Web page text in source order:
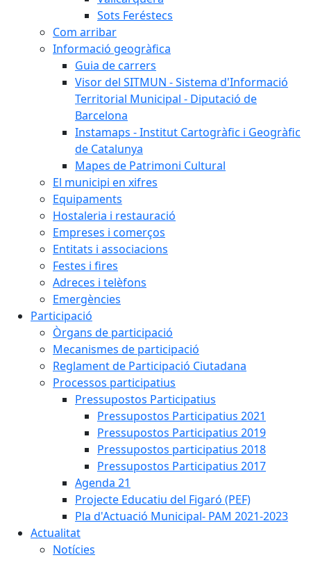
Sots Feréstecs
Com arribar
Informació geogràfica
Guia de carrers
Visor del SITMUN - Sistema d'Informació
Territorial Municipal - Diputació de
Barcelona
Instamaps - Institut Cartogràfic i Geogràfic
de Catalunya
Mapes de Patrimoni Cultural
El municipi en xifres
Equipaments
Hostaleria i restauració
Empreses i comerços
Entitats i associacions
Festes i fires
Adreces i telèfons
Emergències
Participació
Òrgans de participació
Mecanismes de participació
Reglament de Participació Ciutadana
Processos participatius
Pressupostos Participatius
Pressupostos Participatius 2021
Pressupostos Participatius 2019
Pressupostos participatius 2018
Pressupostos Participatius 2017
Agenda 21
Projecte Educatiu del Figaró (PEF)
Pla d'Actuació Municipal- PAM 2021-2023
Actualitat
Notícies